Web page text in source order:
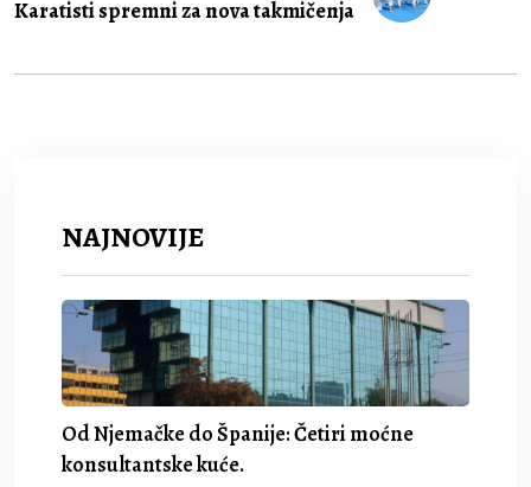
Karatisti spremni za nova takmičenja
NAJNOVIJE
Od Njemačke do Španije: Četiri moćne
konsultantske kuće.